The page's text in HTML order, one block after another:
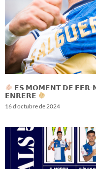
𝗘́𝗦 𝗠𝗢𝗠𝗘𝗡𝗧 𝗗𝗘 𝗙𝗘𝗥-
𝗘𝗡𝗥𝗘𝗥𝗘
16 d'octubre de 2024